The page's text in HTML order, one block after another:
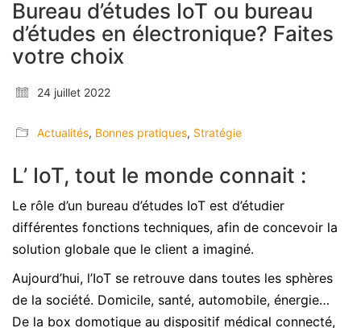
Bureau d’études IoT ou bureau
d’études en électronique? Faites
votre choix
24 juillet 2022
Actualités, Bonnes pratiques, Stratégie
L’ IoT, tout le monde connait :
Le rôle d’un bureau d’études IoT est d’étudier
différentes fonctions techniques, afin de concevoir la
solution globale que le client a imaginé.
Aujourd’hui, l’IoT se retrouve dans toutes les sphères
de la société. Domicile, santé, automobile, énergie…
De la box domotique au dispositif médical connecté,